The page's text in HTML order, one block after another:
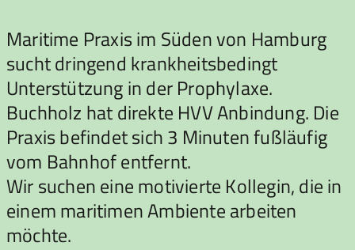
Maritime Praxis im Süden von Hamburg
sucht dringend krankheitsbedingt
Unterstützung in der Prophylaxe.
Buchholz hat direkte HVV Anbindung. Die
Praxis befindet sich 3 Minuten fußläufig
vom Bahnhof entfernt.
Wir suchen eine motivierte Kollegin, die in
einem maritimen Ambiente arbeiten
möchte.